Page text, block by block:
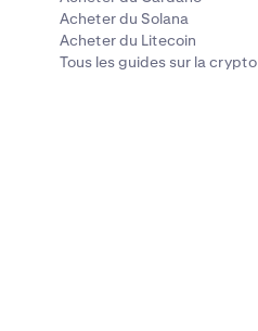
Acheter du Solana
Acheter du Litecoin
Tous les guides sur la crypto